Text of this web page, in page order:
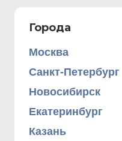
Города
Москва
Санкт-Петербург
Новосибирск
Екатеринбург
Казань